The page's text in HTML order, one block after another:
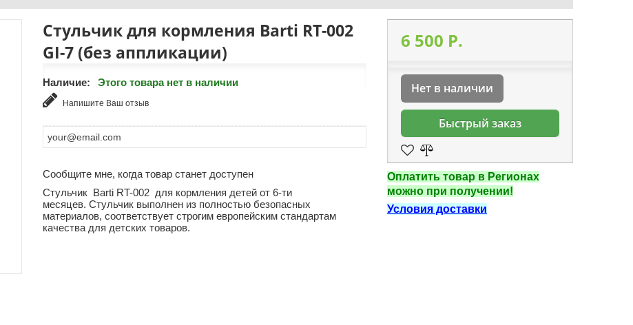
Стульчик для кормления Barti RT-002
GI-7 (без аппликации)
Наличие: Этого товара нет в наличии
Напишите Ваш отзыв
Сообщите мне, когда товар станет доступен
Стульчик Barti RT-002 для кормления детей от 6-ти
месяцев. Стульчик выполнен из полностью безопасных
материалов, соответствует строгим европейским стандартам
качества для детских товаров.
6 500 P.
Нет в наличии
Быстрый заказ
Оплатить товар в Регионах
можно при получении!
Условия доставки